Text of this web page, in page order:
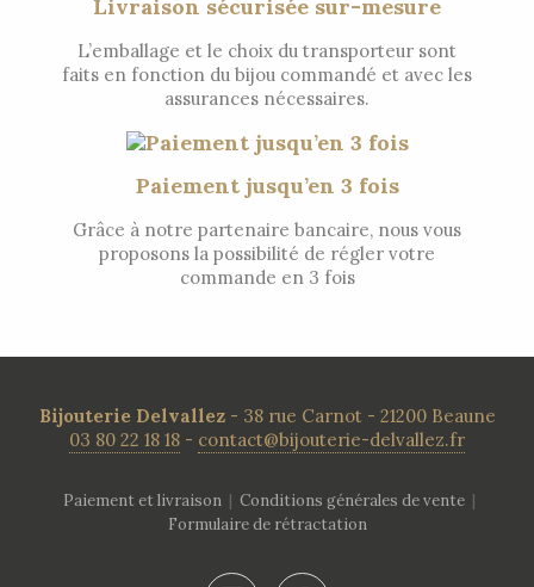
Livraison sécurisée sur-mesure
L’emballage et le choix du transporteur sont
faits en fonction du bijou commandé et avec les
assurances nécessaires.
Paiement jusqu’en 3 fois
Grâce à notre partenaire bancaire, nous vous
proposons la possibilité de régler votre
commande en 3 fois
Bijouterie Delvallez- 38 rue Carnot - 21200 Beaune
03 80 22 18 18 - contact@bijouterie-delvallez.fr
Paiement et livraison | Conditions générales de vente |
Formulaire de rétractation